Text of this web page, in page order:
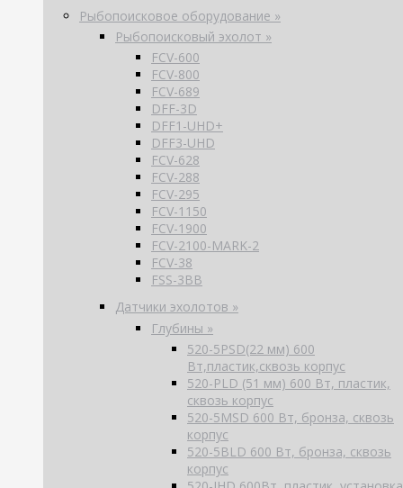
Рыбопоисковое оборудование »
Рыбопоисковый эхолот »
FCV-600
FCV-800
FCV-689
DFF-3D
DFF1-UHD+
DFF3-UHD
FCV-628
FCV-288
FCV-295
FCV-1150
FCV-1900
FCV-2100-MARK-2
FCV-38
FSS-3BB
Датчики эхолотов »
Глубины »
520-5PSD(22 мм) 600
Вт,пластик,сквозь корпус
520-PLD (51 мм) 600 Вт, пластик,
сквозь корпус
520-5MSD 600 Вт, бронза, сквозь
корпус
520-5BLD 600 Вт, бронза, сквозь
корпус